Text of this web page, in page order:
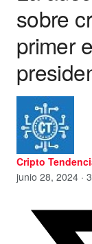
sobre
primer
Cripto
junio 28, 2024 ·